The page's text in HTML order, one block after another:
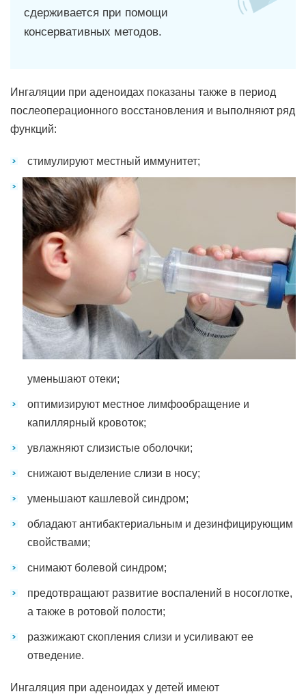
сдерживается при помощи
консервативных методов.
Ингаляции при аденоидах показаны также в период
послеоперационного восстановления и выполняют ряд
функций:
стимулируют местный иммунитет;
уменьшают отеки;
оптимизируют местное лимфообращение и
капиллярный кровоток;
увлажняют слизистые оболочки;
снижают выделение слизи в носу;
уменьшают кашлевой синдром;
обладают антибактериальным и дезинфицирующим
свойствами;
снимают болевой синдром;
предотвращают развитие воспалений в носоглотке,
а также в ротовой полости;
разжижают скопления слизи и усиливают ее
отведение.
Ингаляция при аденоидах у детей имеют